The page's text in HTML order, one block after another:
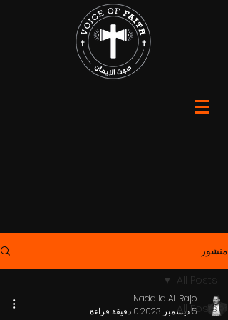
منشور
All Posts
All Posts
Nadalla AL Rajo
5 ديسمبر 2023
0 دقيقة قراءة